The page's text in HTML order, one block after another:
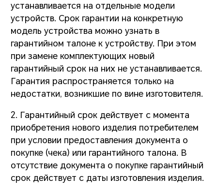
устанавливается на отдельные модели
устройств. Срок гарантии на конкретную
модель устройства можно узнать в
гарантийном талоне к устройству. При этом
при замене комплектующих новый
гарантийный срок на них не устанавливается.
Гарантия распространяется только на
недостатки, возникшие по вине изготовителя.
2. Гарантийный срок действует с момента
приобретения нового изделия потребителем
при условии предоставления документа о
покупке (чека) или гарантийного талона. В
отсутствие документа о покупке гарантийный
срок действует с даты изготовления изделия.